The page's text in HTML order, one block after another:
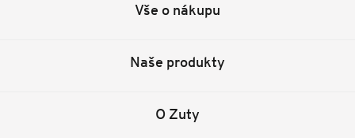
Vše o nákupu
Naše produkty
O Zuty